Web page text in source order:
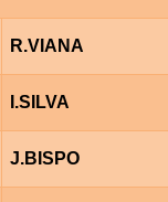
R.VIANA
I.SILVA
J.BISPO